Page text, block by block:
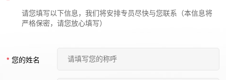
请您填写以下信息，我们将安排专员尽快与您联系（本信息将
严格保密，请您放心填写）
* 您的姓名